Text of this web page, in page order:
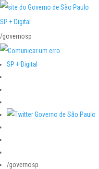
SP + Digital
/governosp
SP + Digital
/governosp